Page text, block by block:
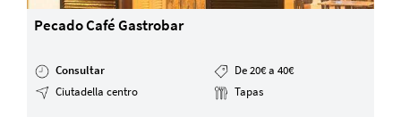
Pecado Café Gastrobar
Consultar
De 20€ a 40€
Ciutadella centro
Tapas